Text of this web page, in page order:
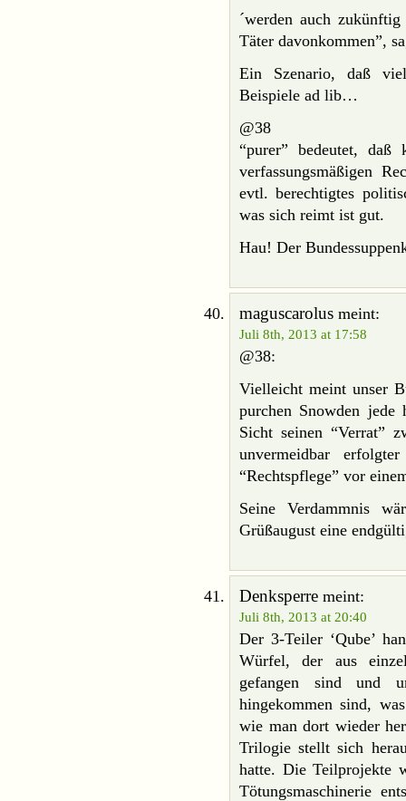
´werden auch
Täter davonkommen”,
Ein Szenario, daß
Beispiele ad lib…
@38
“purer” bedeutet, daß
verfassungsmäßigen
evtl. berechtigtes
was sich reimt ist gut.
Hau! Der
maguscarolus meint:
Juli 8th, 2013 at 17:58
@38:
Vielleicht meint unser
purchen Snowden jede
Sicht seinen “Verrat”
unvermeidbar
“Rechtspflege” vor
Seine Verdammnis
Grüßaugust eine
Denksperre meint:
Juli 8th, 2013 at 20:40
Der 3-Teiler ‘Qube’
Würfel, der aus
gefangen sind und
hingekommen sind,
wie man dort wieder
Trilogie stellt sich
hatte. Die Teilprojekte
Tötungsmaschinerie